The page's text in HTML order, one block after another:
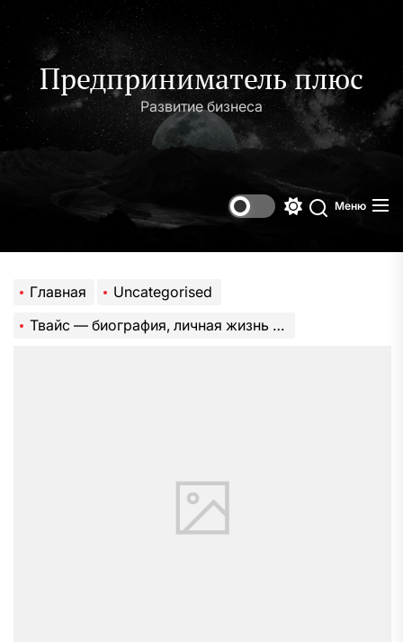
содержимому
Предприниматель плюс
Развитие бизнеса
Поиск
Меню
Главная
Uncategorised
Твайс — биография, личная жизнь и успехи знаменитого исполнителя